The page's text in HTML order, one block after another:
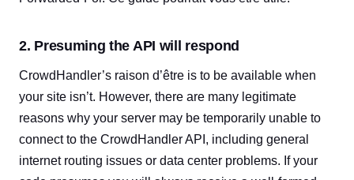
2. Presuming the API will respond
CrowdHandler’s raison d’être is to be available when
your site isn’t. However, there are many legitimate
reasons why your server may be temporarily unable to
connect to the CrowdHandler API, including general
internet routing issues or data center problems. If your